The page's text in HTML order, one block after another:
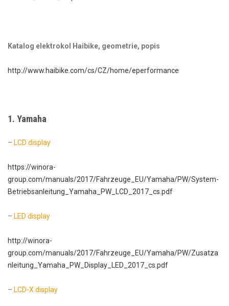
Katalog elektrokol Haibike, geometrie, popis
http://www.haibike.com/cs/CZ/home/eperformance
1. Yamaha
– LCD display
https://winora-
group.com/manuals/2017/Fahrzeuge_EU/Yamaha/PW/System-
Betriebsanleitung_Yamaha_PW_LCD_2017_cs.pdf
– LED display
http://winora-
group.com/manuals/2017/Fahrzeuge_EU/Yamaha/PW/Zusatza
nleitung_Yamaha_PW_Display_LED_2017_cs.pdf
– LCD-X display